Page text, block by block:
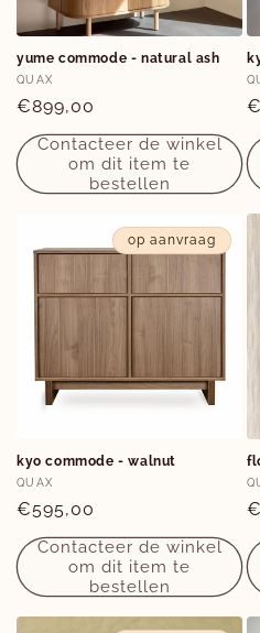
yume commode - natural ash
Verkoper:
QUAX
Normale
prijs
€899,00
Contacteer de winkel
om dit item te
bestellen
op aanvraag
kyo commode - walnut
Verkoper:
QUAX
Normale
prijs
€595,00
Contacteer de winkel
om dit item te
bestellen